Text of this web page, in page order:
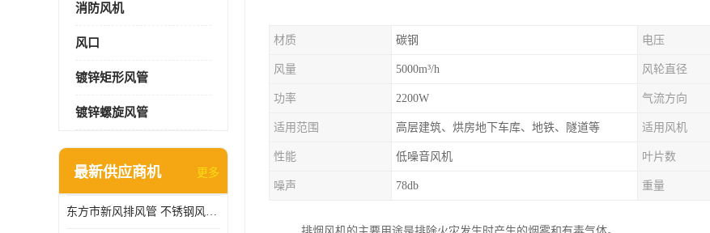
消防风机
风口
镀锌矩形风管
镀锌螺旋风管
最新供应商机 更多
东方市新风排风管 不锈钢风管加工
材质 碳钢 电压
风量 5000m³/h 风轮直径
功率 2200W 气流方向
适用范围 高层建筑、烘房地下车库、地铁、隧道等 适用风机
性能 低噪音风机 叶片数
噪声 78db 重量